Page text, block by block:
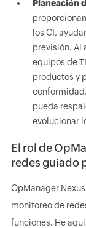
Planeación
los CI,
previsión. Al
equipos de
productos y
pueda
evolucionar
El rol de
redes guiado
OpManager
monitoreo de
funciones. He